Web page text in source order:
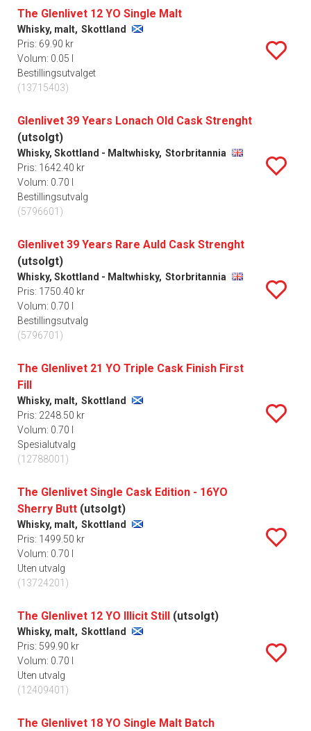
The Glenlivet 12 YO Single Malt
Whisky, malt, Skottland
Pris: 69.90 kr
Volum: 0.05 l
Bestillingsutvalget
(13715403)
Glenlivet 39 Years Lonach Old Cask Strenght
(utsolgt)
Whisky, Skottland - Maltwhisky, Storbritannia
Pris: 1642.40 kr
Volum: 0.70 l
Bestillingsutvalg
(5796601)
Glenlivet 39 Years Rare Auld Cask Strenght
(utsolgt)
Whisky, Skottland - Maltwhisky, Storbritannia
Pris: 1750.40 kr
Volum: 0.70 l
Bestillingsutvalg
(5796701)
The Glenlivet 21 YO Triple Cask Finish First
Fill
Whisky, malt, Skottland
Pris: 2248.50 kr
Volum: 0.70 l
Spesialutvalg
(12788001)
The Glenlivet Single Cask Edition - 16YO
Sherry Butt (utsolgt)
Whisky, malt, Skottland
Pris: 1499.50 kr
Volum: 0.70 l
Uten utvalg
(13724201)
The Glenlivet 12 YO Illicit Still (utsolgt)
Whisky, malt, Skottland
Pris: 599.90 kr
Volum: 0.70 l
Uten utvalg
(12409401)
The Glenlivet 18 YO Single Malt Batch